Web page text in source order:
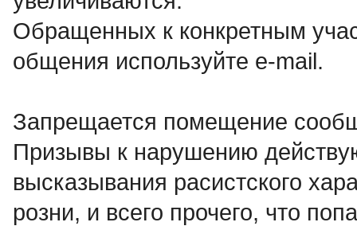
Обращенных к конкретным
общения используйте e-mail.
Запрещается помещение
Пpизывы к наpyшению
высказывания расистского
розни, и всего прочего, что